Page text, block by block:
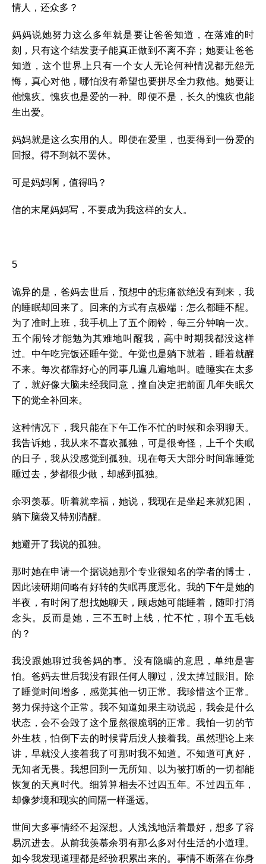
情人，还众多？
妈妈说她努力这么多年就是要让爸爸知道，在落难的时
刻，只有这个结发妻子能真正做到不离不弃；她要让爸爸
知道，这个世界上只有一个女人无论何种情况都无怨无
悔，真心对他，哪怕没有希望也要拼尽全力救他。她要让
他愧疚。愧疚也是爱的一种。即便不是，长久的愧疚也能
生出爱。
妈妈就是这么实用的人。即便在爱里，也要得到一份爱的
回报。得不到就不罢休。
可是妈妈啊，值得吗？
信的末尾妈妈写，不要成为我这样的女人。
5
诡异的是，爸妈去世后，预想中的悲痛欲绝没有到来，我
的睡眠却回来了。回来的方式有点极端：怎么都睡不醒。
为了准时上班，我手机上了五个闹铃，每三分钟响一次。
五个闹铃才能勉为其难地叫醒我，高中时期我都没这样
过。中午吃完饭还睡午觉。午觉也是躺下就着，睡着就醒
不来。每次都靠好心的同事几遍几遍地叫。瞌睡实在太多
了，就好像大脑未经我同意，擅自决定把前面几年失眠欠
下的觉全补回来。
这种情况下，我只能在下午工作不忙的时候和余羽聊天。
我告诉她，我从来不喜欢孤独，可是很奇怪，上千个失眠
的日子，我从没感觉到孤独。现在每天大部分时间靠睡觉
睡过去，梦都很少做，却感到孤独。
余羽羡慕。听着就幸福，她说，我现在是坐起来就犯困，
躺下脑袋又特别清醒。
她避开了我说的孤独。
那时她在申请一个据说她那个专业很知名的学者的博士，
因此读研期间略有好转的失眠再度恶化。我的下午是她的
半夜，有时闲了想找她聊天，顾虑她可能睡着，随即打消
念头。反而是她，三不五时上线，忙不忙，聊个五毛钱
的？
我没跟她聊过我爸妈的事。没有隐瞒的意思，单纯是害
怕。爸妈去世后我没有跟任何人聊过，没太掉过眼泪。除
了睡觉时间增多，感觉其他一切正常。我珍惜这个正常。
努力保持这个正常。我不知道如果主动说起，我会是什么
状态，会不会毁了这个显然很脆弱的正常。我怕一切的节
外生枝，怕倒下去的时候背后没人接着我。虽然理论上来
讲，早就没人接着我了可那时我不知道。不知道可真好，
无知者无畏。我想回到一无所知、以为被打断的一切都能
恢复的天真时代。细算算相去不过四五年。不过四五年，
却像梦境和现实的间隔一样遥远。
世间大多事情经不起深想。人浅浅地活着最好，想多了容
易沉进去。从前我羡慕余羽有那么多对付生活的小道理。
如今我发现道理都是经验积累出来的。事情不断落在你身